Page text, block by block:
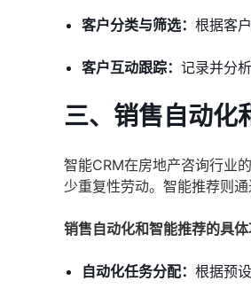
客户分类与筛选： 根据客
客户互动跟踪： 记录并分
三、销售自动化
智能CRM在房地产咨询行业
少重复性劳动。智能推荐则
销售自动化和智能推荐的具体
自动化任务分配： 根据预